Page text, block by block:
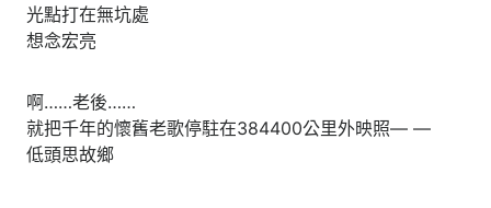
光點打在無坑處
想念宏亮
啊……老後……
就把千年的懷舊老歌停駐在384400公里外映照— —
低頭思故鄉